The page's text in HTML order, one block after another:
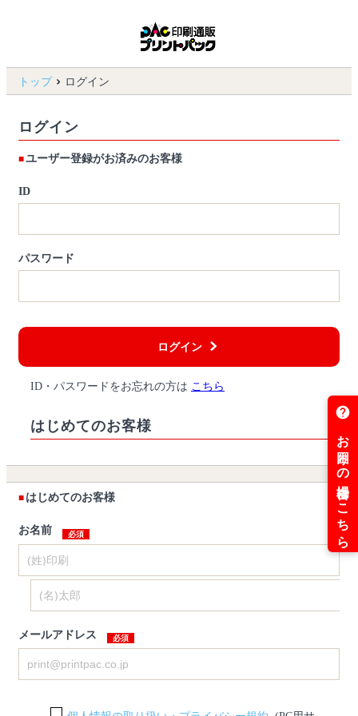
トップ ログイン
ログイン
ユーザー登録がお済みのお客様
ID
パスワード
ログイン
ID・パスワードをお忘れの方は こちら
はじめてのお客様
はじめてのお客様
お名前
メールアドレス